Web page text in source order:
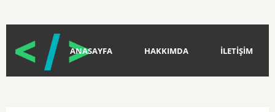
ANASAYFA HAKKIMDA İLETİŞİM